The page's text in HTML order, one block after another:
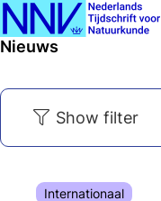
Nieuws
Show filter
Internationaal